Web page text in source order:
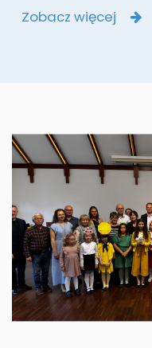
Zobacz więcej